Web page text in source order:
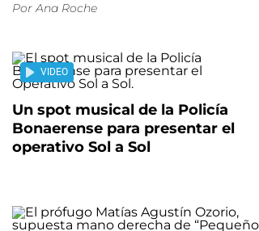
Por Ana Roche
VIDEO
Un spot musical de la Policía
Bonaerense para presentar el
operativo Sol a Sol